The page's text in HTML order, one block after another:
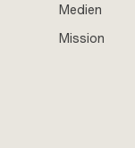
Medien
Mission